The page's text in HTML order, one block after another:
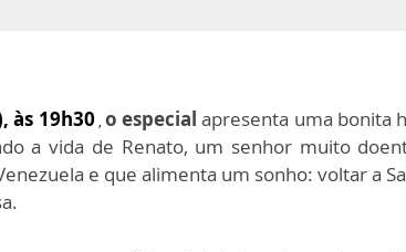
às 19h30 , o especialapresenta uma bonita
a vida de Renato, um senhor muito
e que alimenta um sonho: voltar a